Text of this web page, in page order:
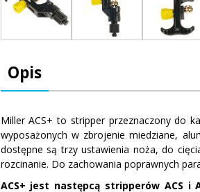
Opis
Miller ACS+ to stripper przeznaczony do
wyposażonych w zbrojenie miedziane,
dostępne są trzy ustawienia noża, do
rozcinanie. Do zachowania poprawnych
ACS+ jest następcą stripperów ACS i